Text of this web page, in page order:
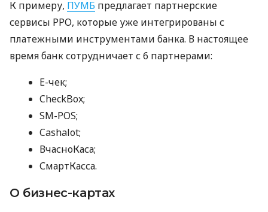
К примеру, ПУМБ предлагает партнерские
сервисы РРО, которые уже интегрированы с
платежными инструментами банка. В настоящее
время банк сотрудничает с 6 партнерами:
E-чек;
CheckBox;
SM-POS;
Cashalot;
ВчасноКаса;
СмартКасса.
О бизнес-картах